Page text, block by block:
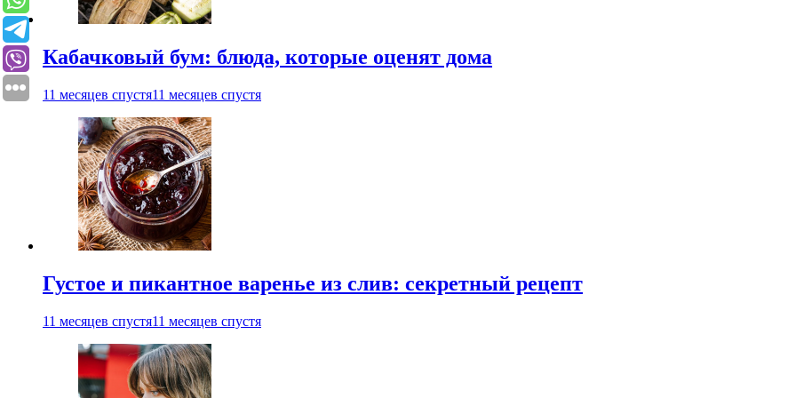
Кабачковый бум: блюда, которые оценят дома
11 месяцев спустя11 месяцев спустя
Густое и пикантное варенье из слив: секретный рецепт
11 месяцев спустя11 месяцев спустя